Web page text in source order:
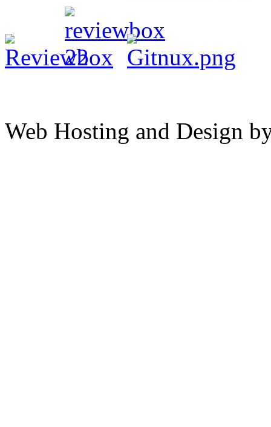
Web Hosting and Design